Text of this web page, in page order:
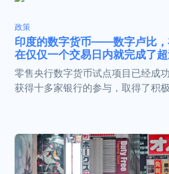
政策
印度的数字货币——数字卢比，
在仅仅一个交易日内就完成了
零售央行数字货币试点项目已经成
获得十多家银行的参与，取得了积